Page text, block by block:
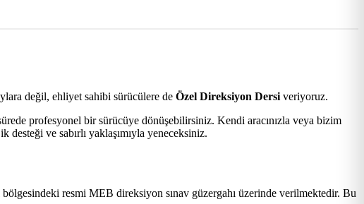
değil, ehliyet sahibi sürücülere de Özel Direksiyon Dersiveriyoruz.
profesyonel bir sürücüye dönüşebilirsiniz. Kendi aracınızla veya bizim
ve sabırlı yaklaşımıyla yeneceksiniz.
resmi MEB direksiyon sınav güzergahı üzerinde verilmektedir. Bu